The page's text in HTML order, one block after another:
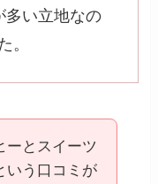
多い立地なの
。
ーとスイーツ
いう口コミが